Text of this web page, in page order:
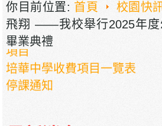
你目前位置: 首頁 校園快
飛翔 ——我校舉行2025年度
畢業典禮